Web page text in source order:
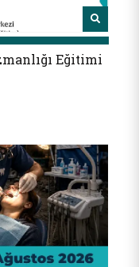
Eğitimi